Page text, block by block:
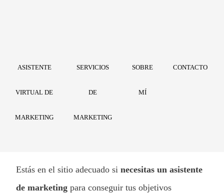
ASISTENTE
VIRTUAL DE
MARKETING
SERVICIOS
DE
MARKETING
SOBRE
MÍ
CONTACTO
Estás en el sitio adecuado si necesitas un asistente
de marketing para conseguir tus objetivos